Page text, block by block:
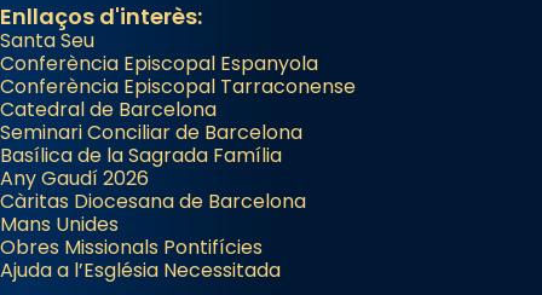
Enllaços d'interès:
Santa Seu
Conferència Episcopal Espanyola
Conferència Episcopal Tarraconense
Catedral de Barcelona
Seminari Conciliar de Barcelona
Basílica de la Sagrada Família
Any Gaudí 2026
Càritas Diocesana de Barcelona
Mans Unides
Obres Missionals Pontifícies
Ajuda a l’Església Necessitada